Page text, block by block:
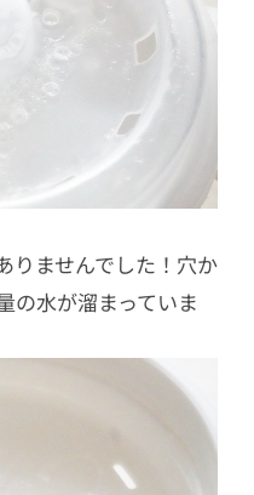
りませんでした！穴か
の水が溜まっていま